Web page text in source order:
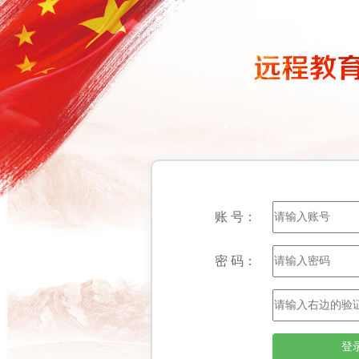
账 号：
密 码：